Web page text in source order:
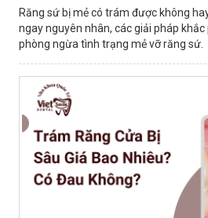
Răng sứ bị mẻ có trám được không
ngay nguyên nhân, các giải pháp khắc
phòng ngừa tình trạng mẻ vỡ răng sứ.